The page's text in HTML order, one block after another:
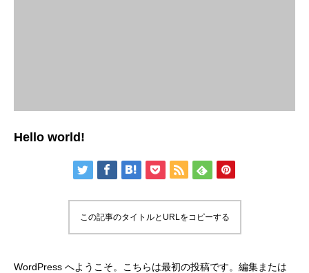
Hello world!
この記事のタイトルとURLをコピーする
WordPress へようこそ。こちらは最初の投稿です。編集または